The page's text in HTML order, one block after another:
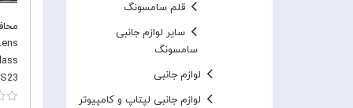
قلم سامسونگ
سایر لوازم جانبی
سامسونگ
لوازم جانبی
لوازم جانبی لپتاپ و کامپیوتر